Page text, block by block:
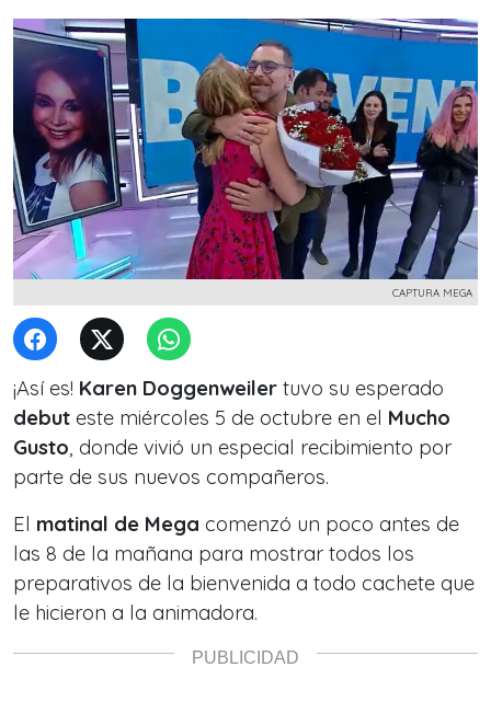
CAPTURA MEGA
¡Así es! Karen Doggenweiler tuvo su esperado
debut este miércoles 5 de octubre en el Mucho
Gusto, donde vivió un especial recibimiento por
parte de sus nuevos compañeros.
El matinal de Mega comenzó un poco antes de
las 8 de la mañana para mostrar todos los
preparativos de la bienvenida a todo cachete que
le hicieron a la animadora.